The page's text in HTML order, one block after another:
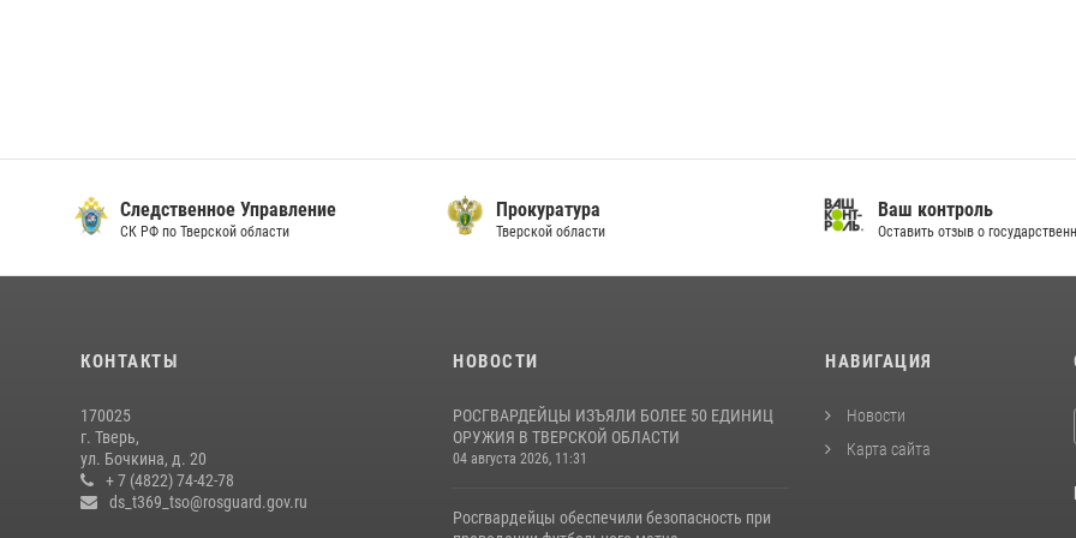
Следственное Управление
СК РФ по Тверской области
Прокуратура
Тверской области
Ваш контроль
Оставить отзыв о
КОНТАКТЫ
170025
г. Тверь,
ул. Бочкина, д. 20
+ 7 (4822) 74-42-78
ds_t369_tso@rosguard.gov.ru
НОВОСТИ
РОСГВАРДЕЙЦЫ ИЗЪЯЛИ БОЛЕЕ 50 ЕДИНИЦ
ОРУЖИЯ В ТВЕРСКОЙ ОБЛАСТИ
04 августа 2026, 11:31
Росгвардейцы обеспечили безопасность при
НАВИГАЦИЯ
Новости
Карта сайта